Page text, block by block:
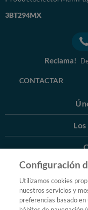
3BT294MX
Reclama!
CONTACTAR
Condiciones
Configuración
Utilizamos cookies
nuestros servicios y
preferencias basado